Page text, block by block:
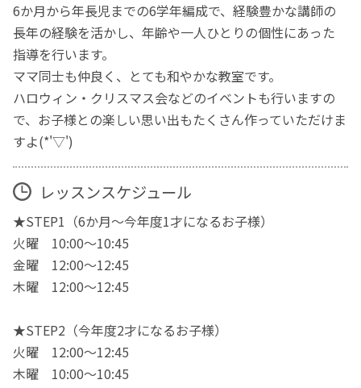
6か月から年長児までの6学年編成で、経験豊かな講師の
長年の経験を活かし、年齢や一人ひとりの個性にあった
指導を行います。
ママ同士も仲良く、とても和やかな教室です。
ハロウィン・クリスマス会などのイベントも行いますの
で、お子様との楽しい思い出もたくさん作っていただけま
すよ(*'▽')
レッスンスケジュール
★STEP1（6か月～今年度1才になるお子様）
火曜 10:00～10:45
金曜 12:00～12:45
木曜 12:00～12:45
★STEP2（今年度2才になるお子様）
火曜 12:00～12:45
木曜 10:00～10:45